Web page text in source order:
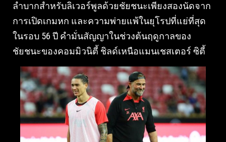
ลำบากสำหรับลิเวอร์พูลด้วยชัยชนะเพียงสองนัดจาก
การเปิดเกมหก และความพ่ายแพ้ในยุโรปที่แย่ที่สุด
ในรอบ 56 ปี คำมั่นสัญญาในช่วงต้นฤดูกาลของ
ชัยชนะของคอมมิวนิตี้ ชิลด์เหนือแมนเชสเตอร์ ซิตี้